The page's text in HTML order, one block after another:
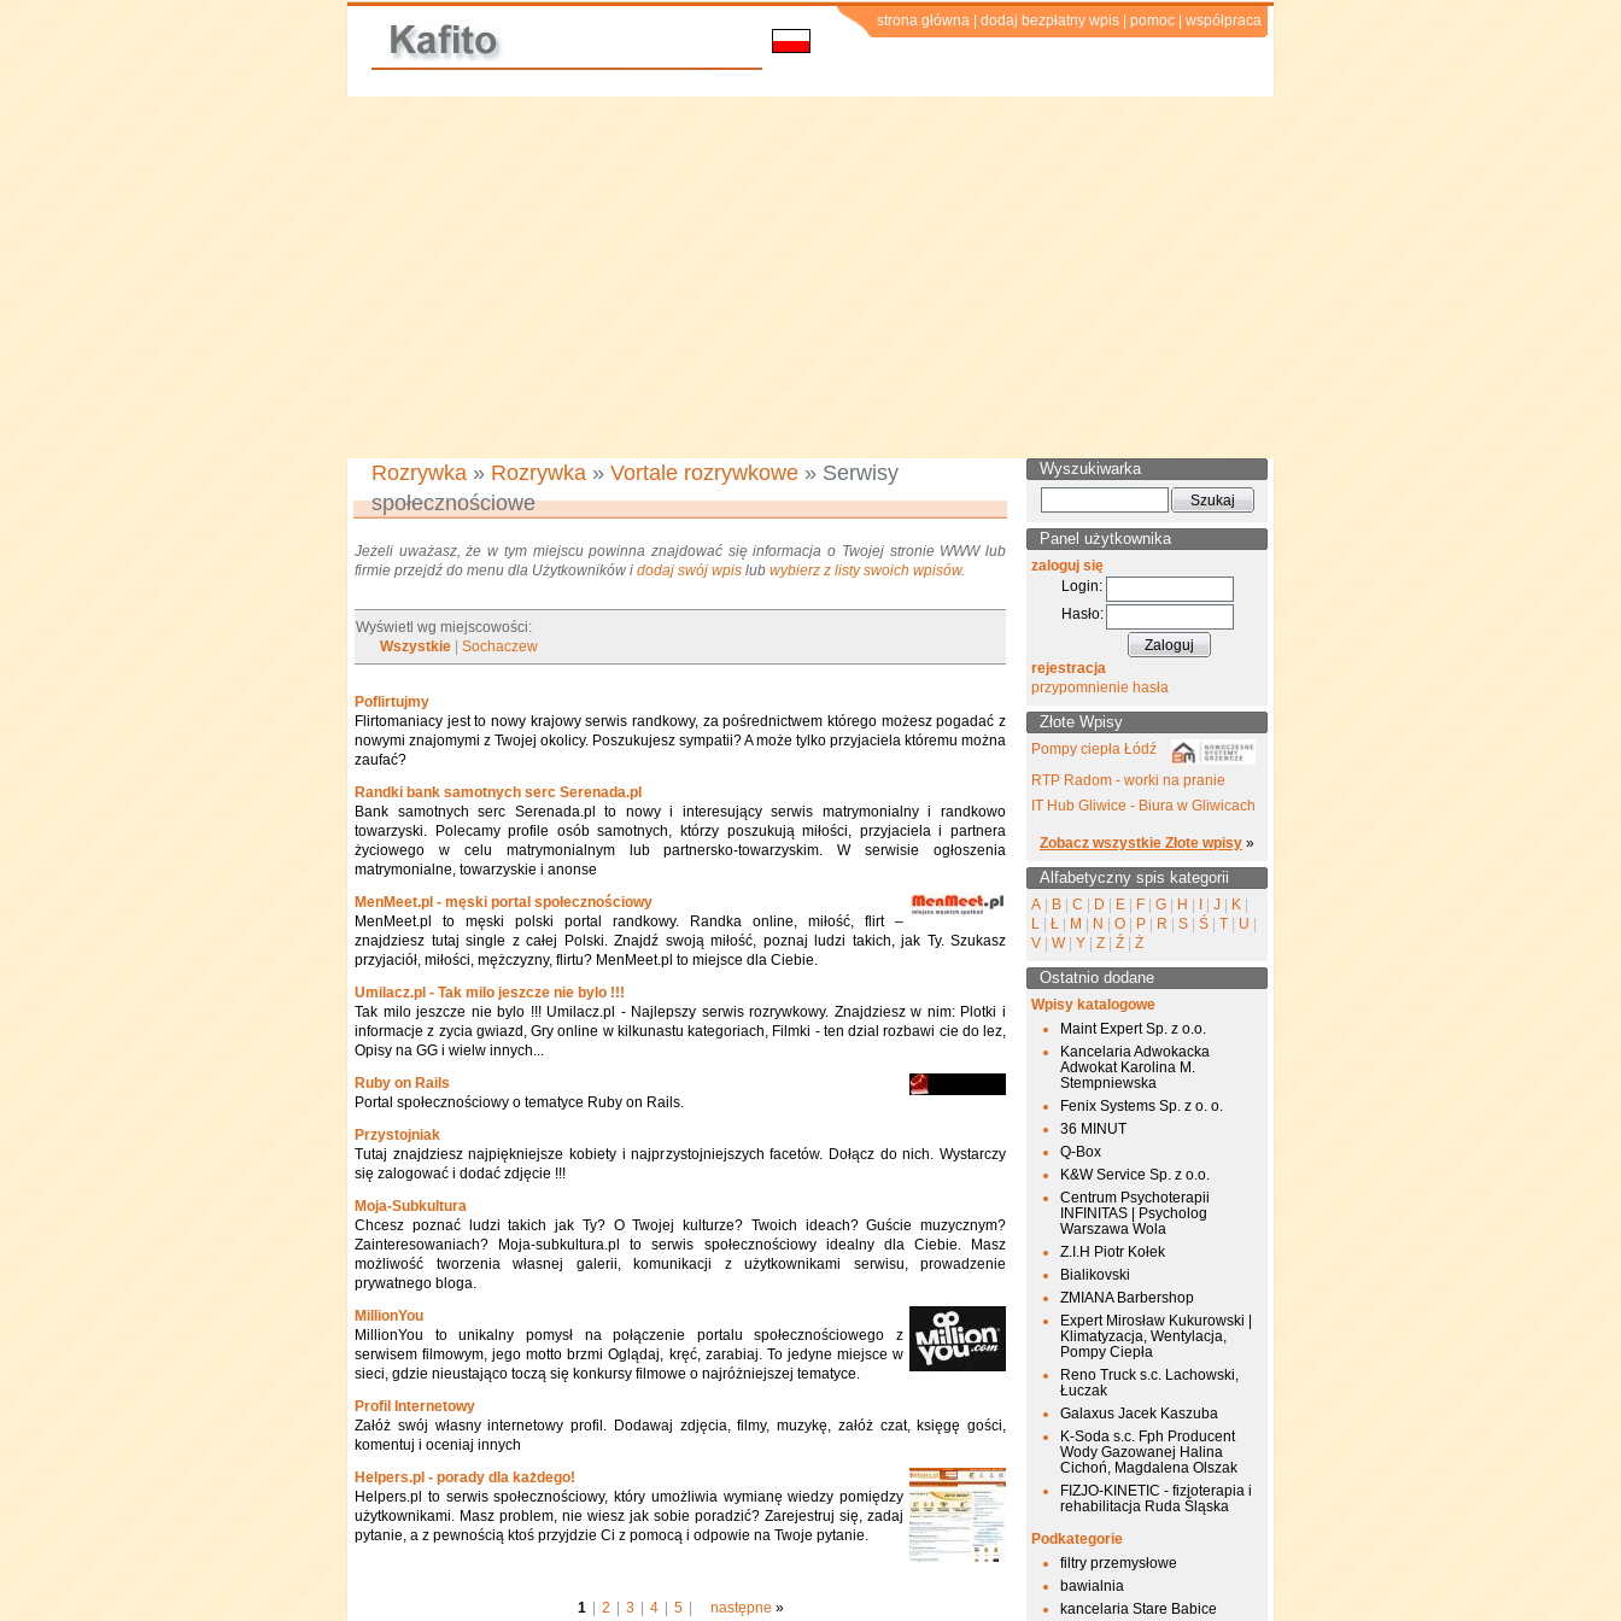
strona główna dodaj bezpłatny wpis pomoc współpraca
Rozrywka » Rozrywka » Vortale rozrywkowe » Serwisy
społecznościowe
Jeżeli uważasz, że w tym miejscu powinna znajdować się informacja o Twojej stronie WWW lub
firmie przejdź do menu dla Użytkowników i dodaj swój wpis lub wybierz z listy swoich wpisów.
Wyświetl wg miejscowości:
Wszystkie |Sochaczew
Poflirtujmy
Flirtomaniacy jest to nowy krajowy serwis randkowy, za pośrednictwem którego możesz pogadać z
nowymi znajomymi z Twojej okolicy. Poszukujesz sympatii? A może tylko przyjaciela któremu można
zaufać?
Randki bank samotnych serc Serenada.pl
Bank samotnych serc Serenada.pl to nowy i interesujący serwis matrymonialny i randkowo
towarzyski. Polecamy profile osób samotnych, którzy poszukują miłości, przyjaciela i partnera
życiowego w celu matrymonialnym lub partnersko-towarzyskim. W serwisie ogłoszenia
matrymonialne, towarzyskie i anonse
MenMeet.pl - męski portal społecznościowy
MenMeet.pl to męski polski portal randkowy. Randka online, miłość, flirt –
znajdziesz tutaj single z całej Polski. Znajdź swoją miłość, poznaj ludzi takich, jak Ty. Szukasz
przyjaciół, miłości, mężczyzny, flirtu? MenMeet.pl to miejsce dla Ciebie.
Umilacz.pl - Tak milo jeszcze nie bylo !!!
Tak milo jeszcze nie bylo !!! Umilacz.pl - Najlepszy serwis rozrywkowy. Znajdziesz w nim: Plotki i
informacje z zycia gwiazd, Gry online w kilkunastu kategoriach, Filmki - ten dzial rozbawi cie do lez,
Opisy na GG i wielw innych...
Ruby on Rails
Portal społecznościowy o tematyce Ruby on Rails.
Przystojniak
Tutaj znajdziesz najpiękniejsze kobiety i najprzystojniejszych facetów. Dołącz do nich. Wystarczy
się zalogować i dodać zdjęcie !!!
Moja-Subkultura
Chcesz poznać ludzi takich jak Ty? O Twojej kulturze? Twoich ideach? Guście muzycznym?
Zainteresowaniach? Moja-subkultura.pl to serwis społecznościowy idealny dla Ciebie. Masz
możliwość tworzenia własnej galerii, komunikacji z użytkownikami serwisu, prowadzenie
prywatnego bloga.
MillionYou
MillionYou to unikalny pomysł na połączenie portalu społecznościowego z
serwisem filmowym, jego motto brzmi Oglądaj, kręć, zarabiaj. To jedyne miejsce w
sieci, gdzie nieustająco toczą się konkursy filmowe o najróżniejszej tematyce.
Profil Internetowy
Załóż swój własny internetowy profil. Dodawaj zdjęcia, filmy, muzykę, załóż czat, księgę gości,
komentuj i oceniaj innych
Helpers.pl - porady dla każdego!
Helpers.pl to serwis społecznościowy, który umożliwia wymianę wiedzy pomiędzy
użytkownikami. Masz problem, nie wiesz jak sobie poradzić? Zarejestruj się, zadaj
pytanie, a z pewnością ktoś przyjdzie Ci z pomocą i odpowie na Twoje pytanie.
1 2 3 4 5 następne »
Wyszukiwarka
Panel użytkownika
zaloguj się
Login:
Hasło:
rejestracja
przypomnienie hasła
Złote Wpisy
Pompy ciepła Łódź
RTP Radom - worki na pranie
IT Hub Gliwice - Biura w Gliwicach
Zobacz wszystkie Złote wpisy »
Alfabetyczny spis kategorii
A B C D E F G H J K
L
Ł M N O P R S Ś T U
V
W Y Z Ź Ż
Ostatnio dodane
Wpisy katalogowe
Maint Expert Sp. z o.o.
Kancelaria Adwokacka
Adwokat Karolina M.
Stempniewska
Fenix Systems Sp. z o. o.
36 MINUT
Q-Box
K&W Service Sp. z o.o.
Centrum Psychoterapii
INFINITAS | Psycholog
Warszawa Wola
Z.I.H Piotr Kołek
Bialikovski
ZMIANA Barbershop
Expert Mirosław Kukurowski |
Klimatyzacja, Wentylacja,
Pompy Ciepła
Reno Truck s.c. Lachowski,
Łuczak
Galaxus Jacek Kaszuba
K-Soda s.c. Fph Producent
Wody Gazowanej Halina
Cichoń, Magdalena Olszak
FIZJO-KINETIC - fizjoterapia i
rehabilitacja Ruda Śląska
Podkategorie
filtry przemysłowe
bawialnia
kancelaria Stare Babice